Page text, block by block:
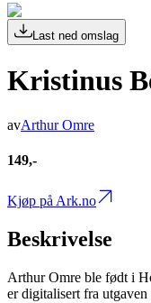
Last ned omslag
Kristinus
avArthur Omre
149,-
Kjøp på Ark.no
Beskrivelse
Arthur Omre ble født i
er digitalisert fra